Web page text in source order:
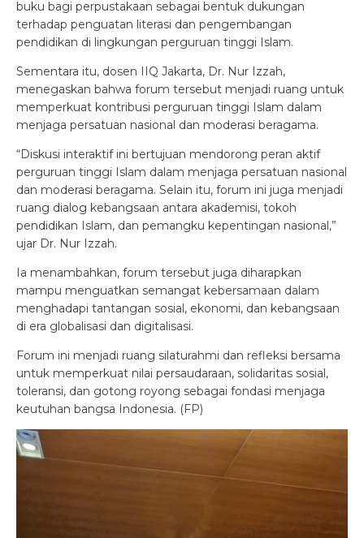
buku bagi perpustakaan sebagai bentuk dukungan
terhadap penguatan literasi dan pengembangan
pendidikan di lingkungan perguruan tinggi Islam.
Sementara itu, dosen IIQ Jakarta, Dr. Nur Izzah,
menegaskan bahwa forum tersebut menjadi ruang untuk
memperkuat kontribusi perguruan tinggi Islam dalam
menjaga persatuan nasional dan moderasi beragama.
“Diskusi interaktif ini bertujuan mendorong peran aktif
perguruan tinggi Islam dalam menjaga persatuan nasional
dan moderasi beragama. Selain itu, forum ini juga menjadi
ruang dialog kebangsaan antara akademisi, tokoh
pendidikan Islam, dan pemangku kepentingan nasional,”
ujar Dr. Nur Izzah.
Ia menambahkan, forum tersebut juga diharapkan
mampu menguatkan semangat kebersamaan dalam
menghadapi tantangan sosial, ekonomi, dan kebangsaan
di era globalisasi dan digitalisasi.
Forum ini menjadi ruang silaturahmi dan refleksi bersama
untuk memperkuat nilai persaudaraan, solidaritas sosial,
toleransi, dan gotong royong sebagai fondasi menjaga
keutuhan bangsa Indonesia. (FP)